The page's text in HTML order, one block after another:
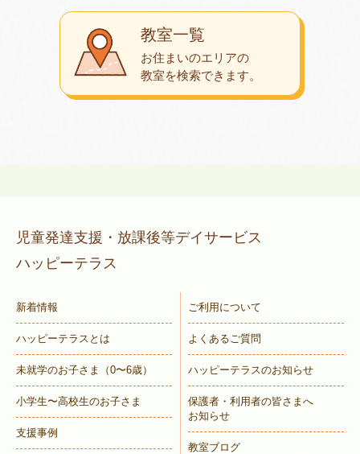
教室一覧
お住まいのエリアの
教室を検索できます。
児童発達支援・放課後等デイサービス
ハッピーテラス
新着情報
ハッピーテラスとは
未就学のお子さま （0〜6歳）
小学生〜高校生のお子さま
支援事例
ご利用について
よくあるご質問
ハッピーテラスのお知らせ
保護者・利用者の皆さまへ
お知らせ
教室ブログ